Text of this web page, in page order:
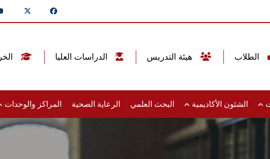
الشئون الأكاديمية البحث العلمي الرعاية الصحية المراكز والوحدات